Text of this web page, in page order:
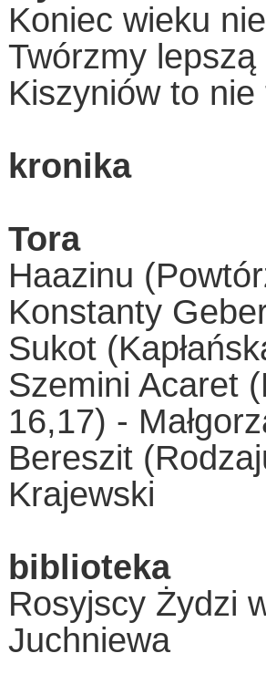
Koniec wieku
Twórzmy
Kiszyniów to
kronika
Tora
Haazinu
Konstanty
Sukot
Szemini Acaret
16,17) -
Bereszit
Krajewski
biblioteka
Rosyjscy Żydzi
Juchniewa